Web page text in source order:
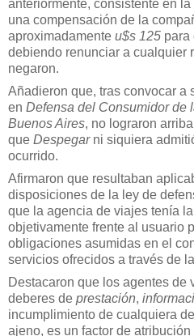
anteriormente, consistente en
una compensación de la
aproximadamente u$s 125 para
debiendo renunciar a cualquier
negaron.
Añadieron que, tras convocar a
en Defensa del Consumidor de
Buenos Aires, no lograron
que Despegar ni siquiera
ocurrido.
Afirmaron que resultaban
disposiciones de la ley de
que la agencia de viajes tenía
objetivamente frente al usuario
obligaciones asumidas en el
servicios ofrecidos a través de
Destacaron que los agentes de
deberes de prestación,
incumplimiento de cualquiera
ajeno, es un factor de